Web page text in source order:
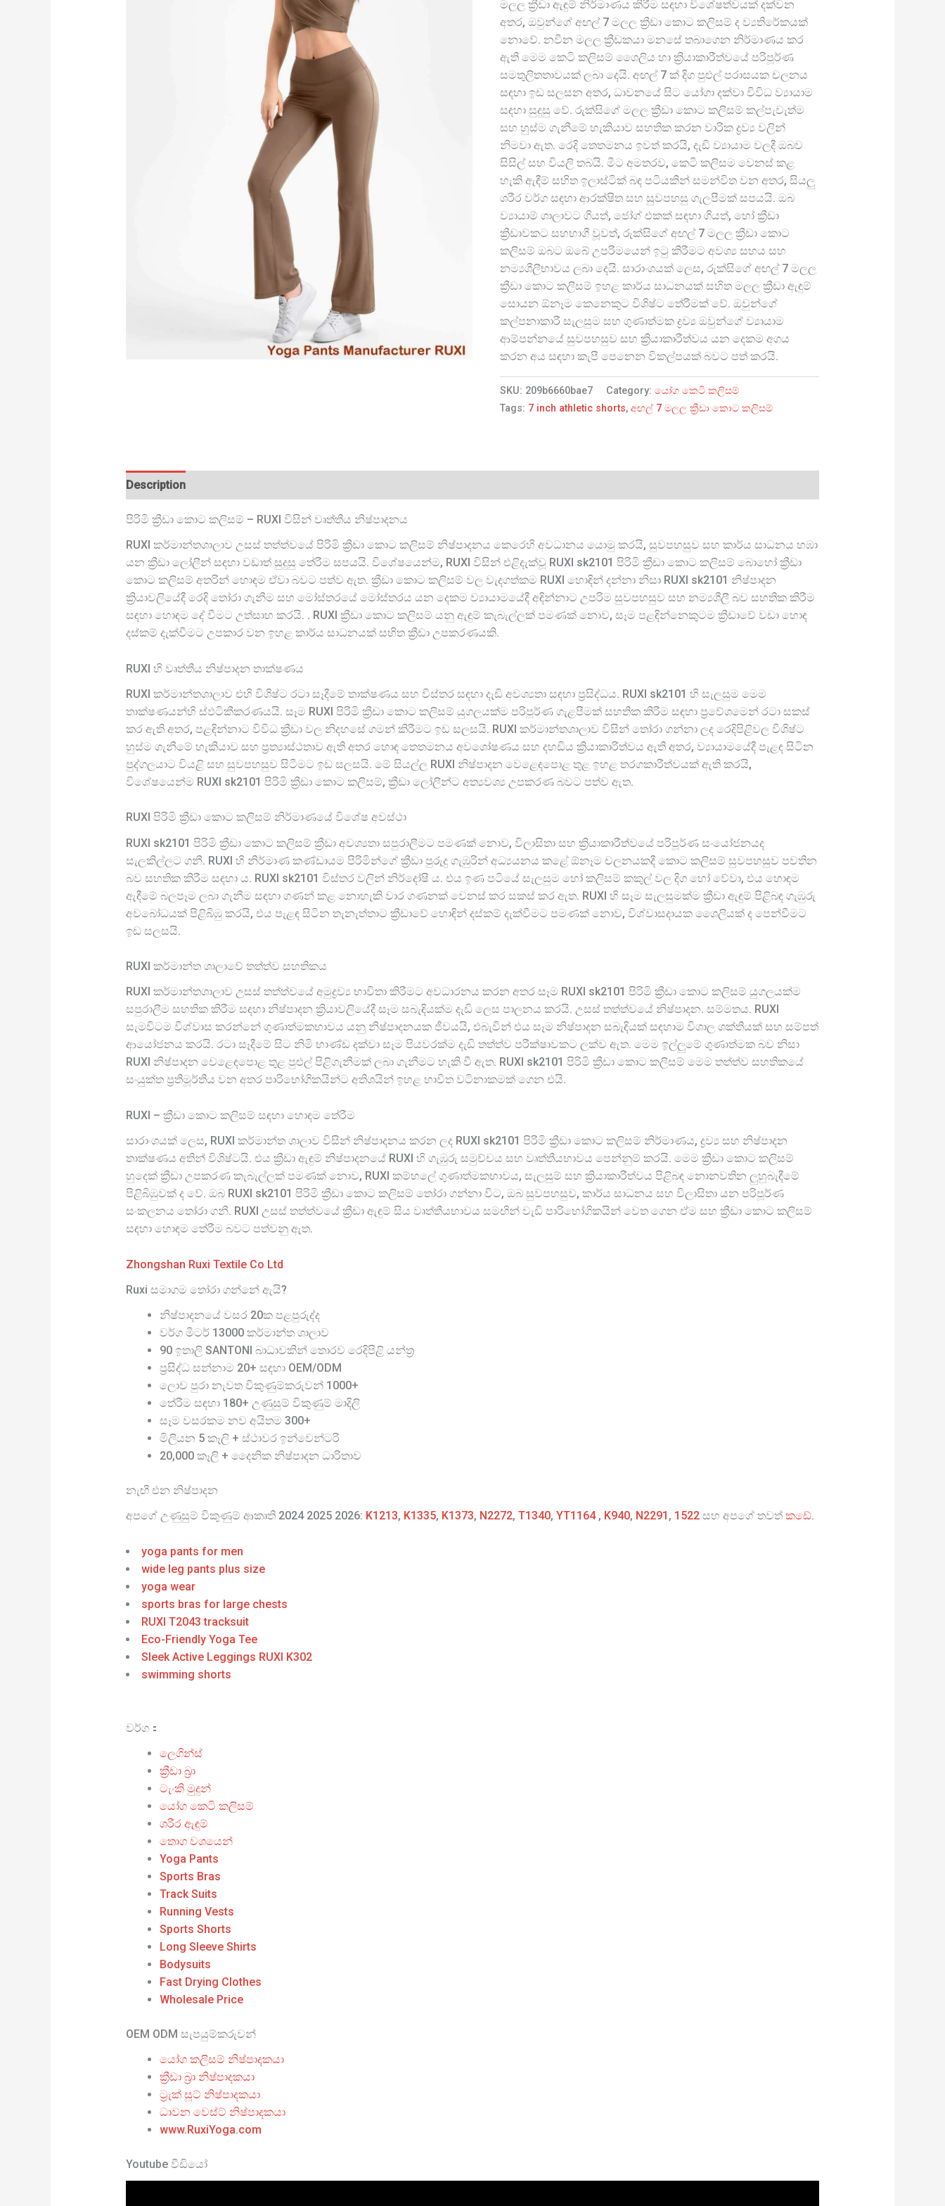
මලල ක්‍රීඩා ඇඳුම් නිර්මාණය කිරීම සඳහා විශේෂත්වයක් දක්වන
අතර, ඔවුන්ගේ අඟල් 7 මලල ක්‍රීඩා කොට කලිසම් ද ව්‍යතිරේකයක්
නොවේ. නවීන මලල ක්‍රීඩකයා මනසේ තබාගෙන නිර්මාණය කර
ඇති මෙම කෙටි කලිසම් ශෛලිය හා ක්‍රියාකාරීත්වයේ පරිපූර්ණ
සමතුලිතතාවයක් ලබා දෙයි. අඟල් 7 ක් දිග පුළුල් පරාසයක චලනය
සඳහා ඉඩ සලසන අතර, ධාවනයේ සිට යෝගා දක්වා විවිධ ව්‍යායාම
සඳහා සුදුසු වේ. රුක්සිගේ මලල ක්‍රීඩා කොට කලිසම් කල්පැවැත්ම
සහ හුස්ම ගැනීමේ හැකියාව සහතික කරන වාරික ද්‍රව්‍ය වලින්
නිමවා ඇත. රෙදි තෙතමනය ඉවත් කරයි, දැඩි ව්‍යායාම වලදී ඔබව
සිසිල් සහ වියලි තබයි. මීට අමතරව, කෙටි කලිසම වෙනස් කළ
හැකි ඇඳීම් සහිත ඉලාස්ටික් බඳ පටියකින් සමන්විත වන අතර, සියලු
ශරීර වර්ග සඳහා ආරක්ෂිත සහ සුවපහසු ගැලපීමක් සපයයි. ඔබ
ව්‍යායාම් ශාලාවට ගියත්, ජෝග් එකක් සඳහා ගියත්, හෝ ක්‍රීඩා
ක්‍රීඩාවකට සහභාගී වූවත්, රුක්සිගේ අඟල් 7 මලල ක්‍රීඩා කොට
කලිසම් ඔබට ඔබේ උපරිමයෙන් ඉටු කිරීමට අවශ්‍ය සහය සහ
නම්‍යශීලීභාවය ලබා දෙයි. සාරාංශයක් ලෙස, රුක්සිගේ අඟල් 7 මලල
ක්‍රීඩා කොට කලිසම් ඉහළ කාර්ය සාධනයක් සහිත මලල ක්‍රීඩා ඇඳුම්
සොයන ඕනෑම කෙනෙකුට විශිෂ්ට තේරීමක් වේ. ඔවුන්ගේ
කල්පනාකාරී සැලසුම සහ ගුණාත්මක ද්‍රව්‍ය ඔවුන්ගේ ව්‍යායාම
ආම්පන්නයේ සුවපහසුව සහ ක්‍රියාකාරීත්වය යන දෙකම අගය
කරන අය සඳහා කැපී පෙනෙන විකල්පයක් බවට පත් කරයි.
SKU: 209b6660bae7 Category:යෝග කෙටි කලිසම්
Tags: 7 inch athletic shorts,අඟල් 7 මලල ක්‍රීඩා කොට කලිසම්
Description
පිරිමි ක්‍රීඩා කොට කලිසම් – RUXI විසින් වෘත්තීය නිෂ්පාදනය
RUXI කර්මාන්තශාලාව උසස් තත්ත්වයේ පිරිමි ක්‍රීඩා කොට කලිසම් නිෂ්පාදනය කෙරෙහි අවධානය යොමු කරයි, සුවපහසුව සහ කාර්ය සාධනය හඹා
යන ක්‍රීඩා ලෝලීන් සඳහා වඩාත් සුදුසු තේරීම සපයයි. විශේෂයෙන්ම, RUXI විසින් එළිදැක්වූ RUXI sk2101 පිරිමි ක්‍රීඩා කොට කලිසම් බොහෝ ක්‍රීඩා
කොට කලිසම් අතරින් හොඳම ඒවා බවට පත්ව ඇත. ක්‍රීඩා කොට කලිසම් වල වැදගත්කම RUXI හොඳින් දන්නා නිසා RUXI sk2101 නිෂ්පාදන
ක්‍රියාවලියේදී රෙදි තෝරා ගැනීම සහ මෝස්තරයේ මෝස්තරය යන දෙකම ව්‍යායාමයේදී අඳින්නාට උපරිම සුවපහසුව සහ නම්‍යශීලී බව සහතික කිරීම
සඳහා හොඳම දේ වීමට උත්සාහ කරයි. . RUXI ක්‍රීඩා කොට කලිසම් යනු ඇඳුම් කැබැල්ලක් පමණක් නොව, සෑම පළඳින්නෙකුටම ක්‍රීඩාවේ වඩා හොඳ
දස්කම් දැක්වීමට උපකාර වන ඉහළ කාර්ය සාධනයක් සහිත ක්‍රීඩා උපකරණයකි.
RUXI හි වෘත්තීය නිෂ්පාදන තාක්ෂණය
RUXI කර්මාන්තශාලාව එහි විශිෂ්ට රටා සෑදීමේ තාක්ෂණය සහ විස්තර සඳහා දැඩි අවශ්‍යතා සඳහා ප්‍රසිද්ධය. RUXI sk2101 හි සැලසුම මෙම
තාක්ෂණයන්හි ස්ඵටිකීකරණයයි. සෑම RUXI පිරිමි ක්‍රීඩා කොට කලිසම් යුගලයක්ම පරිපූර්ණ ගැළපීමක් සහතික කිරීම සඳහා ප්‍රවේශමෙන් රටා සකස්
කර ඇති අතර, පළඳින්නාට විවිධ ක්‍රීඩා වල නිදහසේ ගමන් කිරීමට ඉඩ සලසයි. RUXI කර්මාන්තශාලාව විසින් තෝරා ගන්නා ලද රෙදිපිළිවල විශිෂ්ට
හුස්ම ගැනීමේ හැකියාව සහ ප්‍රත්‍යාස්ථතාව ඇති අතර හොඳ තෙතමනය අවශෝෂණය සහ දහඩිය ක්‍රියාකාරිත්වය ඇති අතර, ව්‍යායාමයේදී පැළඳ සිටින
පුද්ගලයාට වියළි සහ සුවපහසුව සිටීමට ඉඩ සලසයි. මේ සියල්ල RUXI නිෂ්පාදන වෙළෙඳපොළ තුළ ඉහළ තරගකාරීත්වයක් ඇති කරයි,
විශේෂයෙන්ම RUXI sk2101 පිරිමි ක්‍රීඩා කොට කලිසම්, ක්‍රීඩා ලෝලීන්ට අත්‍යවශ්‍ය උපකරණ බවට පත්ව ඇත.
RUXI පිරිමි ක්‍රීඩා කොට කලිසම් නිර්මාණයේ විශේෂ අවස්ථා
RUXI sk2101 පිරිමි ක්‍රීඩා කොට කලිසම් ක්‍රීඩා අවශ්‍යතා සපුරාලීමට පමණක් නොව, විලාසිතා සහ ක්‍රියාකාරීත්වයේ පරිපූර්ණ සංයෝජනයද
සැලකිල්ලට ගනී. RUXI හි නිර්මාණ කණ්ඩායම පිරිමින්ගේ ක්‍රීඩා පුරුදු ගැඹුරින් අධ්‍යයනය කළේ ඕනෑම චලනයකදී කොට කලිසම් සුවපහසුව පවතින
බව සහතික කිරීම සඳහා ය. RUXI sk2101 විස්තර වලින් නිර්දෝෂී ය. එය ඉණ පටියේ සැලසුම හෝ කලිසම් කකුල් වල දිග හෝ වේවා, එය හොඳම
ඇඳීමේ බලපෑම ලබා ගැනීම සඳහා ගණන් කළ නොහැකි වාර ගණනක් වෙනස් කර සකස් කර ඇත. RUXI හි සෑම සැලසුමක්ම ක්‍රීඩා ඇඳුම් පිළිබඳ ගැඹුරු
අවබෝධයක් පිළිබිඹු කරයි, එය පැළඳ සිටින තැනැත්තාට ක්‍රීඩාවේ හොඳින් දස්කම් දැක්වීමට පමණක් නොව, විශ්වාසදායක ශෛලියක් ද පෙන්වීමට
ඉඩ සලසයි.
RUXI කර්මාන්ත ශාලාවේ තත්ත්ව සහතිකය
RUXI කර්මාන්තශාලාව උසස් තත්ත්වයේ අමුද්‍රව්‍ය භාවිතා කිරීමට අවධාරනය කරන අතර සෑම RUXI sk2101 පිරිමි ක්‍රීඩා කොට කලිසම් යුගලයක්ම
සපුරාලීම සහතික කිරීම සඳහා නිෂ්පාදන ක්‍රියාවලියේදී සෑම සබැඳියක්ම දැඩි ලෙස පාලනය කරයි. උසස් තත්ත්වයේ නිෂ්පාදන. සම්මතය. RUXI
සැමවිටම විශ්වාස කරන්නේ ගුණාත්මකභාවය යනු නිෂ්පාදනයක ජීවයයි, එබැවින් එය සෑම නිෂ්පාදන සබැඳියක් සඳහාම විශාල ශක්තියක් සහ සම්පත්
ආයෝජනය කරයි. රටා සෑදීමේ සිට නිමි භාණ්ඩ දක්වා සෑම පියවරක්ම දැඩි තත්ත්ව පරීක්ෂාවකට ලක්ව ඇත. මෙම ඉල්ලුමේ ගුණාත්මක බව නිසා
RUXI නිෂ්පාදන වෙළෙඳපොළ තුළ පුළුල් පිළිගැනීමක් ලබා ගැනීමට හැකි වී ඇත. RUXI sk2101 පිරිමි ක්‍රීඩා කොට කලිසම් මෙම තත්ත්ව සහතිකයේ
සංයුක්ත ප්‍රතිමූර්තිය වන අතර පාරිභෝගිකයින්ට අතිශයින් ඉහළ භාවිත වටිනාකමක් ගෙන එයි.
RUXI – ක්‍රීඩා කොට කලිසම් සඳහා හොඳම තේරීම
සාරාංශයක් ලෙස, RUXI කර්මාන්ත ශාලාව විසින් නිෂ්පාදනය කරන ලද RUXI sk2101 පිරිමි ක්‍රීඩා කොට කලිසම් නිර්මාණය, ද්‍රව්‍ය සහ නිෂ්පාදන
තාක්ෂණය අතින් විශිෂ්ටයි. එය ක්‍රීඩා ඇඳුම් නිෂ්පාදනයේ RUXI හි ගැඹුරු සමුච්චය සහ වෘත්තීයභාවය පෙන්නුම් කරයි. මෙම ක්‍රීඩා කොට කලිසම්
හුදෙක් ක්‍රීඩා උපකරණ කැබැල්ලක් පමණක් නොව, RUXI කම්හලේ ගුණාත්මකභාවය, සැලසුම් සහ ක්‍රියාකාරීත්වය පිළිබඳ නොනවතින ලුහුබැඳීමේ
පිළිබිඹුවක් ද වේ. ඔබ RUXI sk2101 පිරිමි ක්‍රීඩා කොට කලිසම් තෝරා ගන්නා විට, ඔබ සුවපහසුව, කාර්ය සාධනය සහ විලාසිතා යන පරිපූර්ණ
සංකලනය තෝරා ගනී. RUXI උසස් තත්ත්වයේ ක්‍රීඩා ඇඳුම් සිය වෘත්තීයභාවය සමඟින් වැඩි පාරිභෝගිකයින් වෙත ගෙන ඒම සහ ක්‍රීඩා කොට කලිසම්
සඳහා හොඳම තේරීම බවට පත්වනු ඇත.
Zhongshan Ruxi Textile Co Ltd
Ruxi සමාගම තෝරා ගන්නේ ඇයි?
නිෂ්පාදනයේ වසර 20ක පළපුරුද්ද
වර්ග මීටර් 13000 කර්මාන්ත ශාලාව
90 ඉතාලි SANTONI බාධාවකින් තොරව රෙදිපිළි යන්ත්‍ර
ප්‍රසිද්ධ සන්නාම 20+ සඳහා OEM/ODM
ලොව පුරා නැවත විකුණුම්කරුවන් 1000+
තේරීම සඳහා 180+ උණුසුම් විකුණුම් මාදිලි
සෑම වසරකම නව අයිතම 300+
මිලියන 5 කෑලි + ස්ථාවර ඉන්වෙන්ටරි
20,000 කෑලි + දෛනික නිෂ්පාදන ධාරිතාව
නැඟී එන නිෂ්පාදන
අපගේ උණුසුම් විකුණුම් ආකෘති 2024 2025 2026: K1213, K1335, K1373, N2272, T1340, YT1164, K940, N2291 , 1522 සහ අපගේ තවත් කඩේ.
yoga pants for men
wide leg pants plus size
yoga wear
sports bras for large chests
RUXI T2043 tracksuit
Eco-Friendly Yoga Tee
Sleek Active Leggings RUXI K302
swimming shorts
වර්ග：
ලෙගින්ස්
ක්‍රීඩා බ්‍රා
ටැංකි මුදුන්
යෝග කෙටි කලිසම්
ශරීර ඇඳුම්
තොග වශයෙන්
Yoga Pants
Sports Bras
Track Suits
Running Vests
Sports Shorts
Long Sleeve Shirts
Bodysuits
Fast Drying Clothes
Wholesale Price
OEM ODM සැපයුම්කරුවන්
යෝග කලිසම් නිෂ්පාදකයා
ක්‍රීඩා බ්‍රා නිෂ්පාදකයා
ට්‍රැක් සූට් නිෂ්පාදකයා
ධාවන වෙස්ට් නිෂ්පාදකයා
www.RuxiYoga.com
Youtube වීඩියෝ